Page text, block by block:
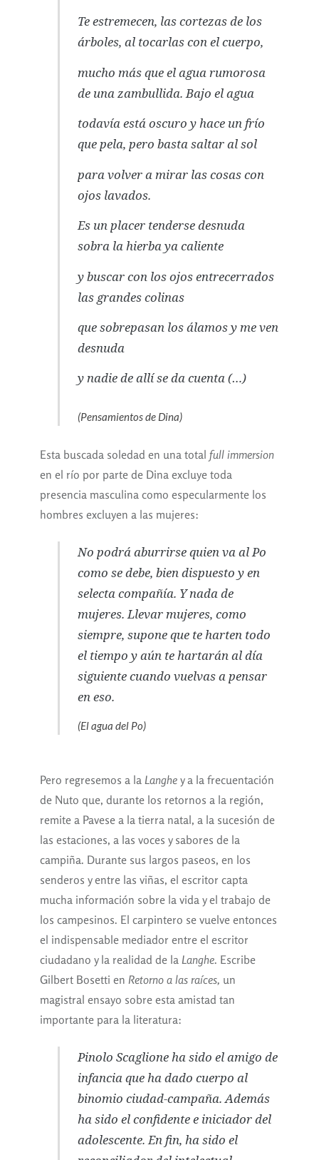
Te estremecen, las cortezas de los
árboles, al tocarlas con el cuerpo,
mucho más que el agua rumorosa
de una zambullida. Bajo el agua
todavía está oscuro y hace un frío
que pela, pero basta saltar al sol
para volver a mirar las cosas con
ojos lavados.
Es un placer tenderse desnuda
sobra la hierba ya caliente
y buscar con los ojos entrecerrados
las grandes colinas
que sobrepasan los álamos y me ven
desnuda
y nadie de allí se da cuenta (…)
(Pensamientos de Dina)
Esta buscada soledad en una total full immersion
en el río por parte de Dina excluye toda
presencia masculina como especularmente los
hombres excluyen a las mujeres:
No podrá aburrirse quien va al Po
como se debe, bien dispuesto y en
selecta compañía. Y nada de
mujeres. Llevar mujeres, como
siempre, supone que te harten todo
el tiempo y aún te hartarán al día
siguiente cuando vuelvas a pensar
en eso.
(El agua del Po)
Pero regresemos a la Langhey a la frecuentación
de Nuto que, durante los retornos a la región,
remite a Pavese a la tierra natal, a la sucesión de
las estaciones, a las voces y sabores de la
campiña. Durante sus largos paseos, en los
senderos y entre las viñas, el escritor capta
mucha información sobre la vida y el trabajo de
los campesinos. El carpintero se vuelve entonces
el indispensable mediador entre el escritor
ciudadano y la realidad de la Langhe. Escribe
Gilbert Bosetti en Retorno a las raíces, un
magistral ensayo sobre esta amistad tan
importante para la literatura:
Pinolo Scaglione ha sido el amigo de
infancia que ha dado cuerpo al
binomio ciudad-campaña. Además
ha sido el confidente e iniciador del
adolescente. En fin, ha sido el